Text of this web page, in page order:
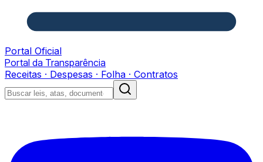
Portal Oficial
Portal da Transparência
Receitas · Despesas · Folha · Contratos